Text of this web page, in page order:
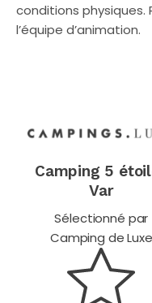
conditions physiques.
l’équipe d’animation.
Camping 5
Var
Sélectionné par
Camping de Luxe